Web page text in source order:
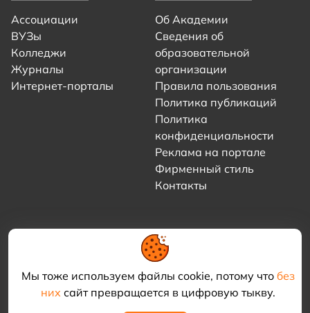
Мы тоже используем файлы cookie, потому что без
нихсайт превращается в цифровую тыкву.
Ассоциации
ВУЗы
Колледжи
Журналы
Интернет-порталы
Об Академии
Сведения об
образовательной
организации
Правила пользования
Политика публикаций
Политика
конфиденциальности
Реклама на портале
Фирменный стиль
Контакты